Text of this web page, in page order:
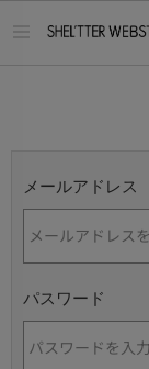
メールアドレス
パスワード